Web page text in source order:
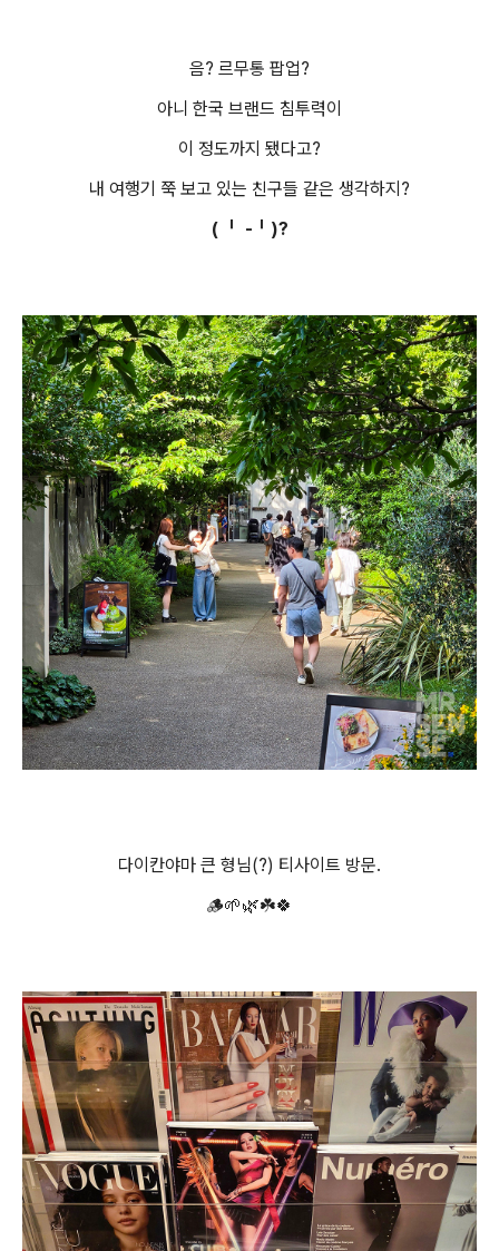
음? 르무통 팝업?
아니 한국 브랜드 침투력이
이 정도까지 됐다고?
내 여행기 쭉 보고 있는 친구들 같은 생각하지?
( ╹ -╹)?
다이칸야마 큰 형님(?) 티사이트 방문.
🪵🌱🌿☘️🍀